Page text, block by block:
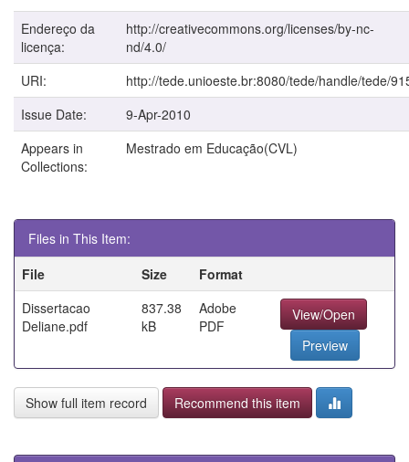
Endereço da
licença:
http://creativecommons.org/licenses/by-nc-
nd/4.0/
URI:
http://tede.unioeste.br:8080/tede/handle/tede/
Issue Date:
9-Apr-2010
Appears in
Collections:
Mestrado em Educação(CVL)
Files in This Item:
File
Size
Format
Dissertacao
Deliane.pdf
837.38
kB
Adobe
PDF
View/Open
Preview
Show full item record Recommend this item